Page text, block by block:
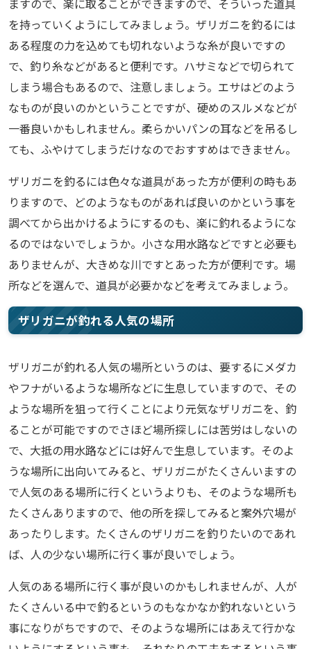
ますので、楽に取ることができますので、そういった道具
を持っていくようにしてみましょう。ザリガニを釣るには
ある程度の力を込めても切れないような糸が良いですの
で、釣り糸などがあると便利です。ハサミなどで切られて
しまう場合もあるので、注意しましょう。エサはどのよう
なものが良いのかということですが、硬めのスルメなどが
一番良いかもしれません。柔らかいパンの耳などを吊るし
ても、ふやけてしまうだけなのでおすすめはできません。
ザリガニを釣るには色々な道具があった方が便利の時もあ
りますので、どのようなものがあれば良いのかという事を
調べてから出かけるようにするのも、楽に釣れるようにな
るのではないでしょうか。小さな用水路などですと必要も
ありませんが、大きめな川ですとあった方が便利です。場
所などを選んで、道具が必要かなどを考えてみましょう。
ザリガニが釣れる人気の場所
ザリガニが釣れる人気の場所というのは、要するにメダカ
やフナがいるような場所などに生息していますので、その
ような場所を狙って行くことにより元気なザリガニを、釣
ることが可能ですのでさほど場所探しには苦労はしないの
で、大抵の用水路などには好んで生息しています。そのよ
うな場所に出向いてみると、ザリガニがたくさんいますの
で人気のある場所に行くというよりも、そのような場所も
たくさんありますので、他の所を探してみると案外穴場が
あったりします。たくさんのザリガニを釣りたいのであれ
ば、人の少ない場所に行く事が良いでしょう。
人気のある場所に行く事が良いのかもしれませんが、人が
たくさんいる中で釣るというのもなかなか釣れないという
事になりがちですので、そのような場所にはあえて行かな